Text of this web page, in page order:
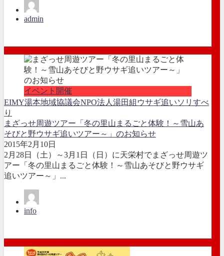
admin
イベント開催
EIMY湯本地域協議会NPO法人湯田組 ウサギ追いソリすべ
り
まざっせ周遊ツアー「冬の里山まるごと体験！～雪山あ
そびと野ウサギ追いツアー～」のお知らせ
2015年2月10日
2月28日（土）～3月1日（日）に天栄村でまざっせ周遊ツ
アー「冬の里山まるごと体験！～雪山あそびと野ウサギ
追いツアー～」...
info